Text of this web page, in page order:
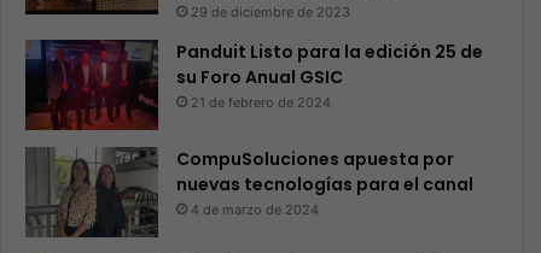
29 de diciembre de 2023
Panduit Listo para la edición 25 de
su Foro Anual GSIC
21 de febrero de 2024
CompuSoluciones apuesta por
nuevas tecnologías para el canal
4 de marzo de 2024